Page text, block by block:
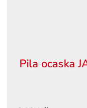
Pila ocaska